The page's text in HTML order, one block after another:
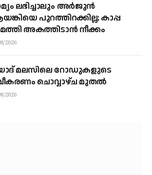
ലഭിച്ചാലും അര്‍ജുന്‍
പുറത്തിറക്കില്ല; കാപ്പ
അകത്തിടാന്‍ നീക്കം
2026
മലസിലെ റോഡുകളുടെ
ചൊവ്വാഴ്ച മുതല്‍
2026